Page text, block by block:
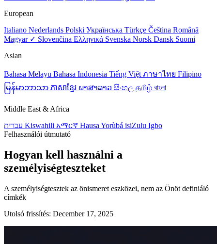
European
Italiano Nederlands Polski Українська Türkçe Čeština Română
Magyar ✓ Slovenčina Ελληνικά Svenska Norsk Dansk Suomi
Asian
Bahasa Melayu Bahasa Indonesia Tiếng Việt ภาษาไทย Filipino
မြန်မာဘာသာ ភាសាខ្មែរ ພາສາລາວ සිංහල தமிழ் বাংলা
Middle East & Africa
Kiswahili አማርኛ Hausa Yorùbá isiZulu Igbo
Felhasználói útmutató
Hogyan kell használni a
személyiségteszteket
A személyiségtesztek az önismeret eszközei, nem az Önöt definiáló
címkék
Utolsó frissítés: December 17, 2025